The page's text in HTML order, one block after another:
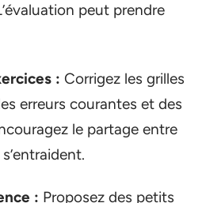
peut prendre
: Corrigez les grilles
erreurs courantes et des
le partage entre
: Proposez des petits